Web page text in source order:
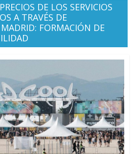
DE LOS SERVICIOS
A TRAVÉS DE
FORMACIÓN DE